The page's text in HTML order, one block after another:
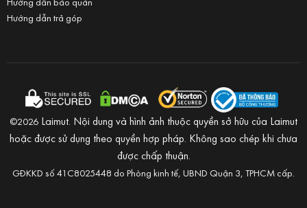
Hướng dẫn trả góp
©2026 Laimut. Nội dung và hình ảnh thuộc quyền sở hữu của Laimut
hoặc được sử dụng theo quyền hợp pháp. Không sao chép khi chưa
được chấp thuận.
GĐKKD số 41C8025448 do Phòng kinh tế, UBND Quận 3, TPHCM cấp.